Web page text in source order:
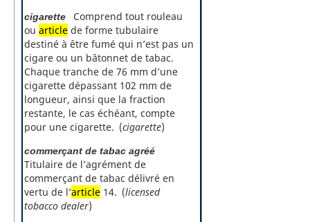
cigarette
Comprend tout rouleau
ou article de forme tubulaire
destiné à être fumé qui n’est pas un
cigare ou un bâtonnet de tabac.
Chaque tranche de 76 mm d’une
cigarette dépassant 102 mm de
longueur, ainsi que la fraction
restante, le cas échéant, compte
pour une cigarette. (cigarette)
commerçant de tabac agréé
Titulaire de l’agrément de
commerçant de tabac délivré en
vertu de l’article 14. (licensed
tobacco dealer)